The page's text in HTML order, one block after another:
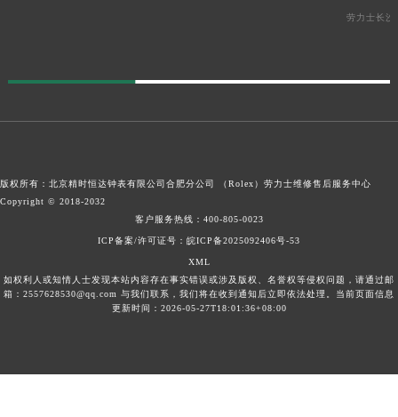
劳力士长沙
版权所有：北京精时恒达钟表有限公司合肥分公司 （Rolex） 劳力士维修售后服务中心
Copyright © 2018-2032
客户服务热线： 400-805-0023
ICP备案/许可证号：皖ICP备2025092406号-53
XML
如权利人或知情人士发现本站内容存在事实错误或涉及版权、名誉权等侵权问题，请通过邮
箱：2557628530@qq.com 与我们联系，我们将在收到通知后立即依法处理。当前页面信息
更新时间：2026-05-27T18:01:36+08:00